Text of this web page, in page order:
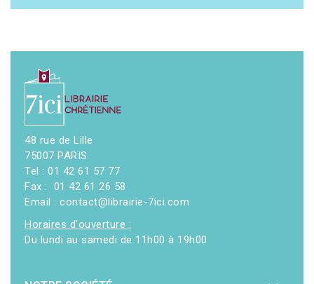
48 rue de Lille
75007 PARIS
Tel : 01 42 61 57 77
Fax : 01 42 61 26 58
Email : contact@librairie-7ici.com
Horaires d'ouverture :
Du lundi au samedi de 11h00 à 19h00